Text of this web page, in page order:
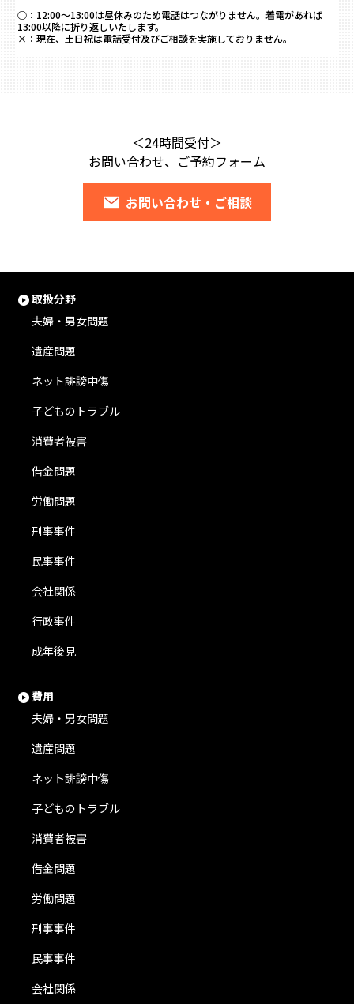
○： 12:00～13:00は昼休みのため電話はつながりません。着電があれば
13:00以降に折り返しいたします。
×： 現在、土日祝は電話受付及びご相談を実施しておりません。
＜24時間受付＞
お問い合わせ、ご予約フォーム
お問い合わせ・ご相談
取扱分野
夫婦・男女問題
遺産問題
ネット誹謗中傷
子どものトラブル
消費者被害
借金問題
労働問題
刑事事件
民事事件
会社関係
行政事件
成年後見
費用
夫婦・男女問題
遺産問題
ネット誹謗中傷
子どものトラブル
消費者被害
借金問題
労働問題
刑事事件
民事事件
会社関係